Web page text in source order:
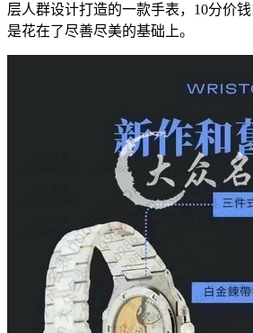
层人群设计打造的一款手表，10分价
是花在了尽善尽美的基础上。